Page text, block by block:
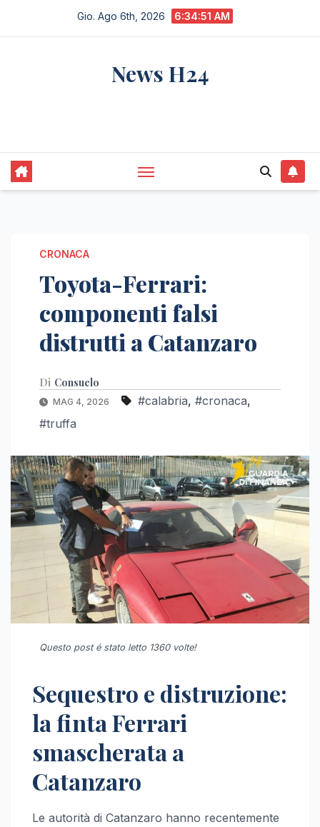
Gio. Ago 6th, 2026 6:34:52 AM
News H24
CRONACA
Toyota-Ferrari:
componenti falsi
distrutti a Catanzaro
Di Consuelo
MAG 4, 2026 #calabria, #cronaca,
#truffa
Questo post é stato letto 1360 volte!
Sequestro e distruzione:
la finta Ferrari
smascherata a
Catanzaro
Le autorità di Catanzaro hanno recentemente